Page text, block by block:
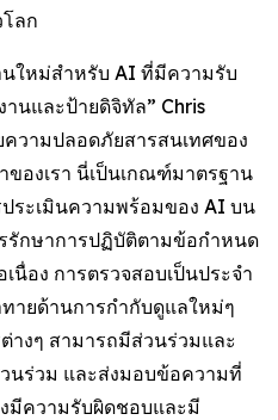
ลก
ใหม่สำหรับ AI ที่มีความรับ
นและป้ายดิจิทัล” Chris
วามปลอดภัยสารสนเทศของ
องเรา นี่เป็นเกณฑ์มาตรฐาน
ระเมินความพร้อมของ AI บน
รักษาการปฏิบัติตามข้อกำหนด
นื่อง การตรวจสอบเป็นประจำ
ทายด้านการกำกับดูแลใหม่ๆ
างๆ สามารถมีส่วนร่วมและ
นร่วม และส่งมอบข้อความที่
มีความรับผิดชอบและมี